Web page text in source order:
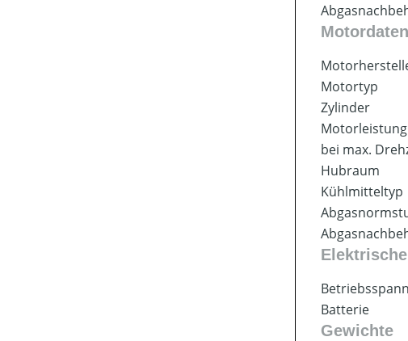
Motortyp
Zylinder
Motorleistung
bei max.
Hubraum
Kühlmitteltyp
Batterie
Gewichte